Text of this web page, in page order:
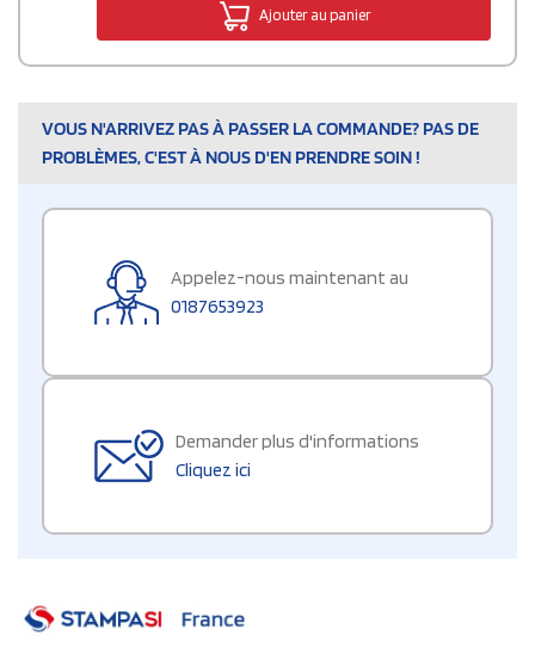
Ajouter au panier
VOUS N'ARRIVEZ PAS À PASSER LA COMMANDE? PAS DE
PROBLÈMES, C'EST À NOUS D'EN PRENDRE SOIN !
Appelez-nous maintenant au
0187653923
Demander plus d'informations
Cliquez ici